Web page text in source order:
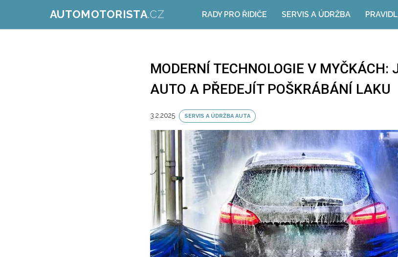
AUTOMOTORISTA.CZ RADY PRO ŘIDIČE SERVIS A ÚDRŽBA
MODERNÍ TECHNOLOGIE V MYČKÁCH:
AUTO A PŘEDEJÍT POŠKRÁBÁNÍ LAKU
3.2.2025 SERVIS A ÚDRŽBA AUTA